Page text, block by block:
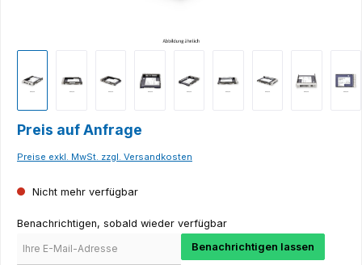
Preis auf Anfrage
Preise exkl. MwSt. zzgl. Versandkosten
Nicht mehr verfügbar
Benachrichtigen, sobald wieder verfügbar
Benachrichtigen lassen